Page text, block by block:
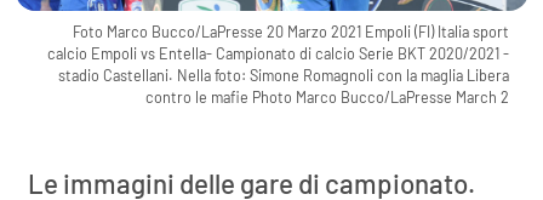
Foto Marco Bucco/LaPresse 20 Marzo 2021 Empoli (FI) Italia sport
calcio Empoli vs Entella- Campionato di calcio Serie BKT 2020/2021 -
stadio Castellani. Nella foto: Simone Romagnoli con la maglia Libera
contro le mafie Photo Marco Bucco/LaPresse March 2
Le immagini delle gare di campionato.